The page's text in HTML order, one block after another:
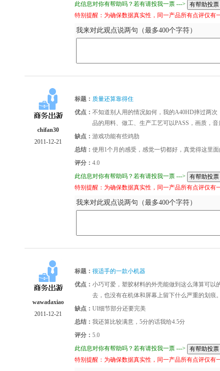
此信息对你有帮助吗？若有请投我一票 --->
特别提醒：为确保数据真实性，同一产品所有点评仅有
我来对此观点说两句（最多400个字符）
chifan30
2011-12-21
标题： 质量还算靠得住
优点： 不知道别人用的情况如何，我的A40HD摔过两
品的用料、做工、生产工艺可以PASS，画质，
缺点： 游戏功能有些鸡肋
总结： 使用1个月的感受，感觉一切都好，真觉得这里
评分： 4.0
此信息对你有帮助吗？若有请投我一票 --->
特别提醒：为确保数据真实性，同一产品所有点评仅有
我来对此观点说两句（最多400个字符）
wawadaxiao
2011-12-21
标题： 很适手的一款小机器
优点： 小巧可爱，塑胶材料的外壳能做到这么薄算可
去，也没有在机体和屏幕上留下什么严重的划痕
缺点： UI细节部分还要完美
总结： 我还算比较满意，5分的话我给4.5分
评分： 5.0
此信息对你有帮助吗？若有请投我一票 --->
特别提醒：为确保数据真实性，同一产品所有点评仅有